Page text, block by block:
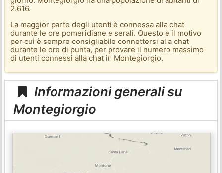
2.616.
La maggior parte degli utenti è connessa alla chat
durante le ore pomeridiane e serali. Questo è il motivo
per cui è sempre consigliabile connettersi alla chat
durante le ore di punta, per provare il numero massimo
di utenti connessi alla chat in Montegiorgio.
Informazioni generali su
Montegiorgio